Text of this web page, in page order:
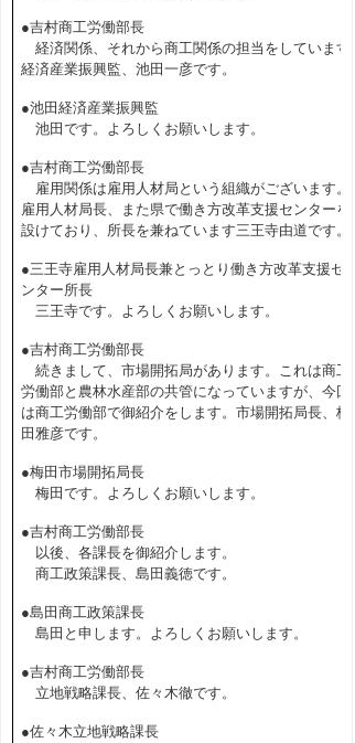
●吉村商工労働部長
経済関係、それから商工関係の担当をしています
経済産業振興監、池田一彦です。
●池田経済産業振興監
池田です。よろしくお願いします。
●吉村商工労働部長
雇用関係は雇用人材局という組織がございます。
雇用人材局長、また県で働き方改革支援センターを
設けており、所長を兼ねています三王寺由道です。
●三王寺雇用人材局長兼とっとり働き方改革支援セ
ンター所長
三王寺です。よろしくお願いします。
●吉村商工労働部長
続きまして、市場開拓局があります。これは商工
労働部と農林水産部の共管になっていますが、今回
は商工労働部で御紹介をします。市場開拓局長、梅
田雅彦です。
●梅田市場開拓局長
梅田です。よろしくお願いします。
●吉村商工労働部長
以後、各課長を御紹介します。
商工政策課長、島田義徳です。
●島田商工政策課長
島田と申します。よろしくお願いします。
●吉村商工労働部長
立地戦略課長、佐々木徹です。
●佐々木立地戦略課長